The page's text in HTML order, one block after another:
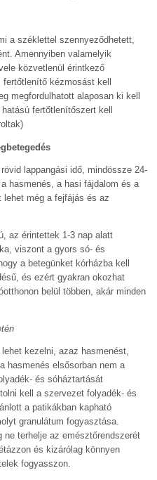
a széklettel szennyeződhetett,
Amennyiben valamelyik
közvetlenül érintkező
kézmosást kell
megfordulhatott alaposan ki kell
fertőtlenítőszert kell
lappangási idő, mindössze 24-
hasmenés, a hasi fájdalom és a
lehet még a fejfájás és az
az érintettek 1-3 nap alatt
viszont a gyors só- és
a betegünket kórházba kell
és ezért gyakran okozhat
belül többen, akár minden
kezelni, azaz hasmenést,
hasmenés elsősorban nem a
és sóháztartását
kell a szervezet folyadék- és
a patikákban kapható
granulátum fogyasztása.
ne terhelje az emésztőrendszerét
és kizárólag könnyen
fogyasszon.